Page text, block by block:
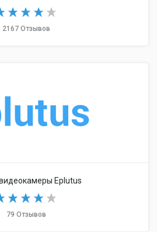
2167 Отзывов
Eplutus
79 Отзывов